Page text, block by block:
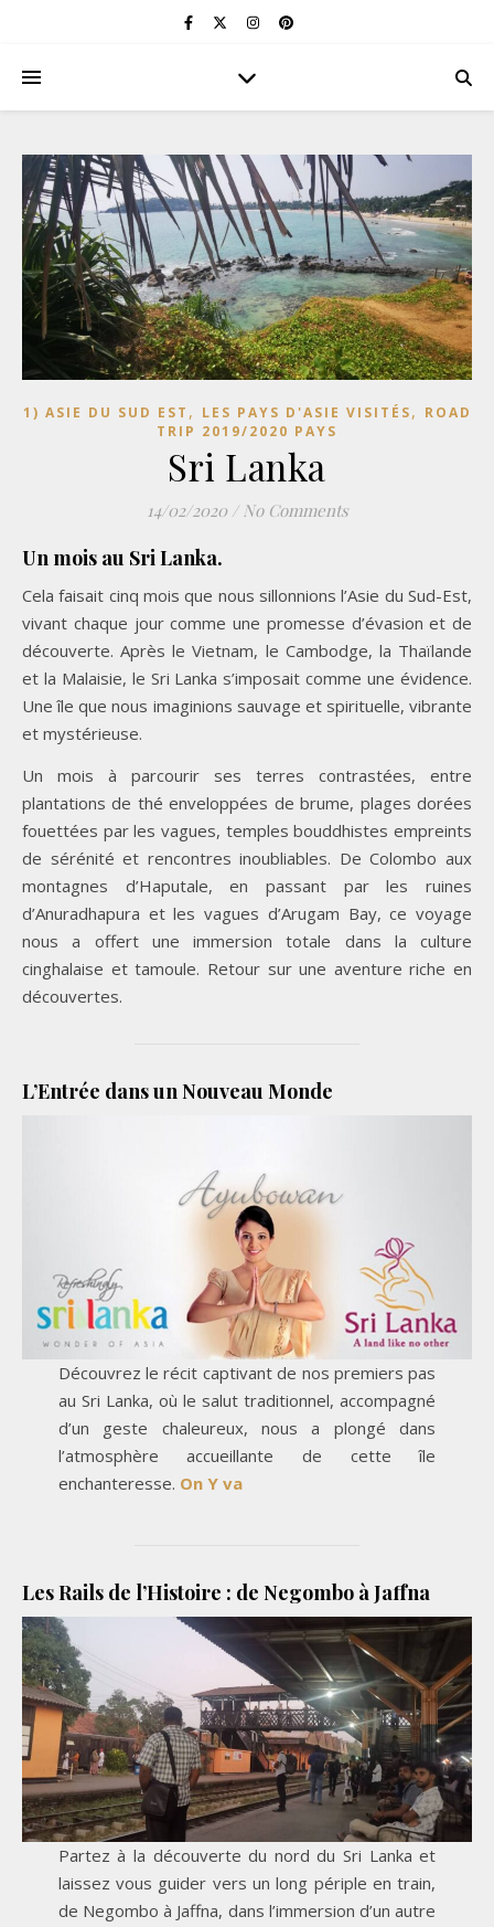
1) ASIE DU SUD EST , LES PAYS D'ASIE VISITÉS, ROAD
TRIP 2019/2020 PAYS
Sri Lanka
14/02/2020 / No Comments
Un mois au Sri Lanka.
Cela faisait cinq mois que nous sillonnions l’Asie du Sud-Est,
vivant chaque jour comme une promesse d’évasion et de
découverte. Après le Vietnam, le Cambodge, la Thaïlande
et la Malaisie, le Sri Lanka s’imposait comme une évidence.
Une île que nous imaginions sauvage et spirituelle, vibrante
et mystérieuse.
Un mois à parcourir ses terres contrastées, entre
plantations de thé enveloppées de brume, plages dorées
fouettées par les vagues, temples bouddhistes empreints
de sérénité et rencontres inoubliables. De Colombo aux
montagnes d’Haputale, en passant par les ruines
d’Anuradhapura et les vagues d’Arugam Bay, ce voyage
nous a offert une immersion totale dans la culture
cinghalaise et tamoule. Retour sur une aventure riche en
découvertes.
L’Entrée dans un Nouveau Monde
Découvrez le récit captivant de nos premiers pas
au Sri Lanka, où le salut traditionnel, accompagné
d’un geste chaleureux, nous a plongé dans
l’atmosphère accueillante de cette île
enchanteresse. On Y va
Les Rails de l’Histoire : de Negombo à Jaffna
Partez à la découverte du nord du Sri Lanka et
laissez vous guider vers un long périple en train,
de Negombo à Jaffna, dans l’immersion d’un autre